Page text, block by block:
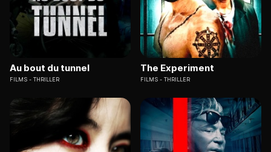
Au bout du tunnel
FILMS THRILLER
The Experiment
FILMS THRILLER